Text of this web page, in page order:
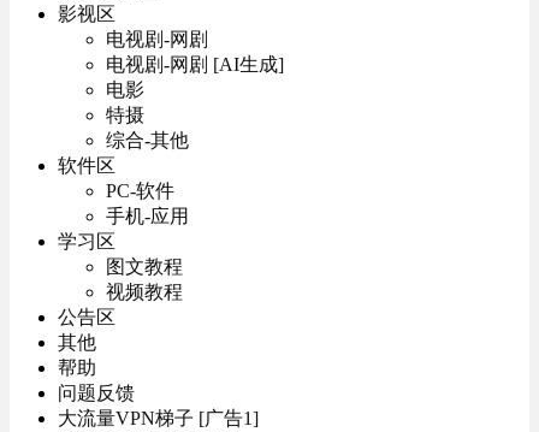
影视区
电视剧-网剧
电视剧-网剧 [AI生成]
电影
特摄
综合-其他
软件区
PC-软件
手机-应用
学习区
图文教程
视频教程
公告区
其他
帮助
问题反馈
大流量VPN梯子 [广告1]